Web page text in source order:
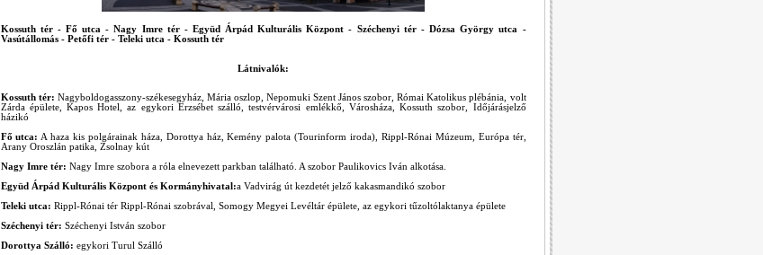
Kossuth tér - Fő utca - Nagy Imre tér - Együd Árpád Kulturális Központ - Széchenyi tér - Dózsa György utca -
Vasútállomás - Petőfi tér - Teleki utca - Kossuth tér
Látnivalók:
Kossuth tér: Nagyboldogasszony-székesegyház, Mária oszlop, Nepomuki Szent János szobor, Római Katolikus plébánia, volt
Zárda épülete, Kapos Hotel, az egykori Erzsébet szálló, testvérvárosi emlékkő, Városháza, Kossuth szobor, Időjárásjelző
házikó
Fő utca: A haza kis polgárainak háza, Dorottya ház, Kemény palota (Tourinform iroda), Rippl-Rónai Múzeum, Európa tér,
Arany Oroszlán patika, Zsolnay kút
Nagy Imre tér: Nagy Imre szobora a róla elnevezett parkban található. A szobor Paulikovics Iván alkotása.
Együd Árpád Kulturális Központ és Kormányhivatal:a Vadvirág út kezdetét jelző kakasmandikó szobor
Teleki utca: Rippl-Rónai tér Rippl-Rónai szobrával, Somogy Megyei Levéltár épülete, az egykori tűzoltólaktanya épülete
Széchenyi tér: Széchenyi István szobor
Dorottya Szálló: egykori Turul Szálló